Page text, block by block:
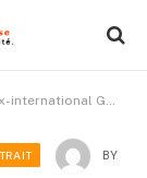
et parle de la chance des Eléphants à la CAN 2023 (Portrait)
BY